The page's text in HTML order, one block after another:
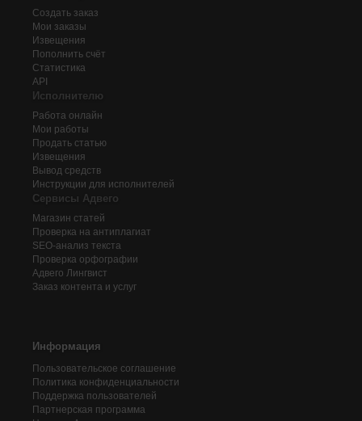
Создать заказ
Мои заказы
Извещения
Пополнить счёт
Статистика
API
Исполнителю
Работа онлайн
Мои работы
Продать статью
Извещения
Вывод средств
Инструкции для исполнителей
Сервисы Адвего
Магазин статей
Проверка на антиплагиат
SEO-анализ текста
Проверка орфографии
Адвего Лингвист
Заказ контента и услуг
Информация
Пользовательское соглашение
Политика конфиденциальности
Поддержка пользователей
Партнерская программа